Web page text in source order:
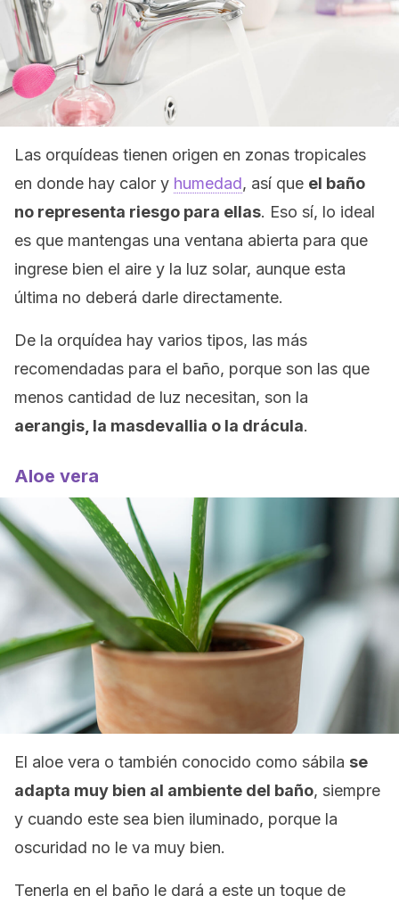
Las orquídeas tienen origen en zonas tropicales
en donde hay calor y humedad, así que el baño
no representa riesgo para ellas. Eso sí, lo ideal
es que mantengas una ventana abierta para que
ingrese bien el aire y la luz solar, aunque esta
última no deberá darle directamente.
De la orquídea hay varios tipos, las más
recomendadas para el baño, porque son las que
menos cantidad de luz necesitan, son la
aerangis, la masdevallia o la drácula.
Aloe vera
El aloe vera o también conocido como sábila se
adapta muy bien al ambiente del baño, siempre
y cuando este sea bien iluminado, porque la
oscuridad no le va muy bien.
Tenerla en el baño le dará a este un toque de